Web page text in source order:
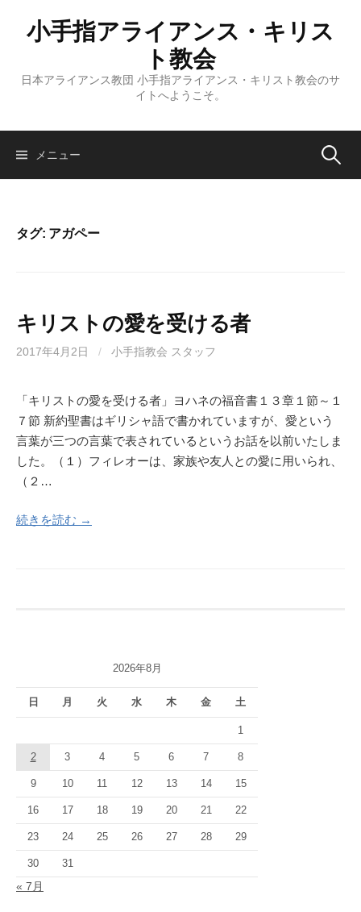
ス
小手指アライアンス・キリス
ト教会
日本アライアンス教団 小手指アライアンス・キリスト教会のサ
イトへようこそ。
メニュー 検
タグ: アガペー
キリストの愛を受ける者
2017年4月2日 / 小手指教会 スタッフ
「キリストの愛を受ける者」ヨハネの福音書１３章１節～１
７節 新約聖書はギリシャ語で書かれていますが、愛という
言葉が三つの言葉で表されているというお話を以前いたしま
した。（１）フィレオーは、家族や友人との愛に用いられ、
（２…
続きを読む →
2026年8月
日 月 火 水 木 金 土
1
2 3 4 5 6 7 8
9 10 11 12 13 14 15
16 17 18 19 20 21 22
23 24 25 26 27 28 29
30 31
« 7月